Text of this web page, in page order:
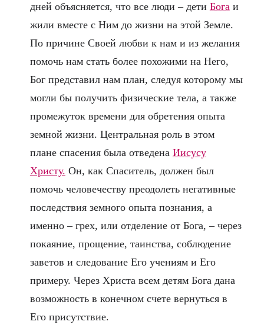
дней объясняется, что все люди – дети Богаи
жили вместе с Ним до жизни на этой Земле.
По причине Своей любви к нам и из желания
помочь нам стать более похожими на Него,
Бог представил нам план, следуя которому мы
могли бы получить физические тела, а также
промежуток времени для обретения опыта
земной жизни. Центральная роль в этом
плане спасения была отведена Иисусу
Христу. Он, как Спаситель, должен был
помочь человечеству преодолеть негативные
последствия земного опыта познания, а
именно – грех, или отделение от Бога, – через
покаяние, прощение, таинства, соблюдение
заветов и следование Его учениям и Его
примеру. Через Христа всем детям Бога дана
возможность в конечном счете вернуться в
Его присутствие.